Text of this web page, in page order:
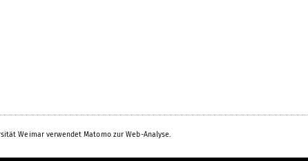
Weimar verwendet Matomo zur Web-Analyse.